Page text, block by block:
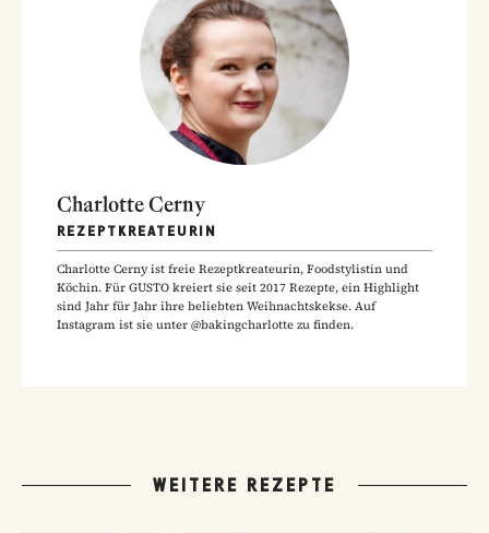
Charlotte Cerny
REZEPTKREATEURIN
Charlotte Cerny ist freie Rezeptkreateurin, Foodstylistin und
Köchin. Für GUSTO kreiert sie seit 2017 Rezepte, ein Highlight
sind Jahr für Jahr ihre beliebten Weihnachtskekse. Auf
Instagram ist sie unter @bakingcharlotte zu finden.
WEITERE REZEPTE